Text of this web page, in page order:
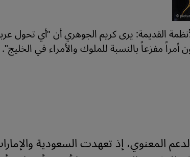
القديمة: يرى كريم الجوهري أن "أي تحول
مفزعاً بالنسبة للملوك والأمراء في الخليج".
المعنوي، إذ تعهدت السعودية